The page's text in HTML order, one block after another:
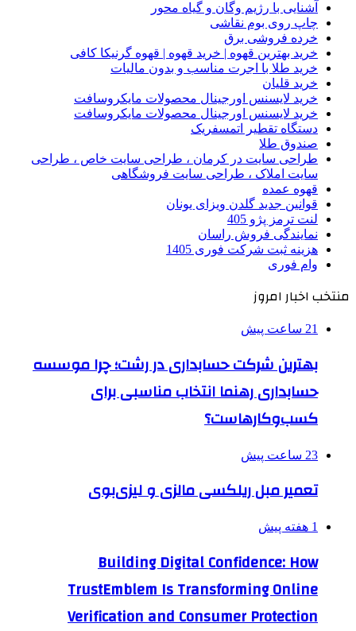
آشنایی با رژیم وگان و گیاه محور
چاپ روی بوم نقاشی
خرده فروشی برق
خرید بهترین قهوه | خرید قهوه | قهوه گرنیکا کافی
خرید طلا با اجرت مناسب و بدون مالیات
خرید قلیان
خرید لایسنس اورجینال محصولات مایکروسافت
خرید لایسنس اورجینال محصولات مایکروسافت
دستگاه تقطیر اتمسفریک
صندوق طلا
طراحی سایت در کرمان ، طراحی سایت خاص ، طراحی
سایت املاک ، طراحی سایت فروشگاهی
قهوه عمده
قوانین جدید گلدن ویزای یونان
لنت ترمز پژو 405
نمایندگی فروش راسان
هزینه ثبت شرکت فوری 1405
وام فوری
منتخب اخبار امروز
21 ساعت پیش
بهترین شرکت حسابداری در رشت؛ چرا موسسه
حسابداری رهنما انتخاب مناسبی برای
کسب‌وکارهاست؟
23 ساعت پیش
تعمیر مبل ریلکسی مالزی و لیزی‌بوی
1 هفته پیش
Building Digital Confidence: How
TrustEmblem Is Transforming Online
Verification and Consumer Protection